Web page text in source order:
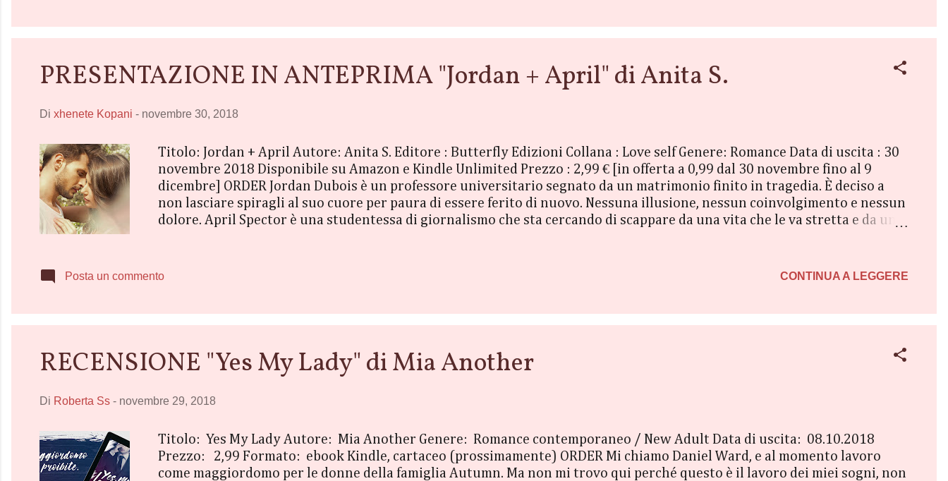
PRESENTAZIONE IN ANTEPRIMA "Jordan + April" di Anita S.
Di xhenete Kopani - novembre 30, 2018
Titolo: Jordan + April Autore: Anita S. Editore : Butterfly Edizioni Collana : Love self Genere: Romance Data di uscita : 30
novembre 2018 Disponibile su Amazon e Kindle Unlimited Prezzo : 2,99 € [in offerta a 0,99 dal 30 novembre fino al 9
dicembre] ORDER Jordan Dubois è un professore universitario segnato da un matrimonio finito in tragedia. È deciso a
non lasciare spiragli al suo cuore per paura di essere ferito di nuovo. Nessuna illusione, nessun coinvolgimento e nessun
dolore. April Spector è una studentessa di giornalismo che sta cercando di scappare da una vita che le va stretta e da un
incontrare ancora, nella stessa aula e nello stesso palazzo. E mentre dovranno fare i conti con i fantasmi del proprio
Posta un commento CONTINUA A LEGGERE
RECENSIONE "Yes My Lady" di Mia Another
Di Roberta Ss - novembre 29, 2018
Titolo: Yes My Lady Autore: Mia Another Genere: Romance contemporaneo / New Adult Data di uscita: 08.10.2018
Prezzo: 2,99 Formato: ebook Kindle, cartaceo (prossimamente) ORDER Mi chiamo Daniel Ward, e al momento lavoro
come maggiordomo per le donne della famiglia Autumn. Ma non mi trovo qui perché questo è il lavoro dei miei sogni, non